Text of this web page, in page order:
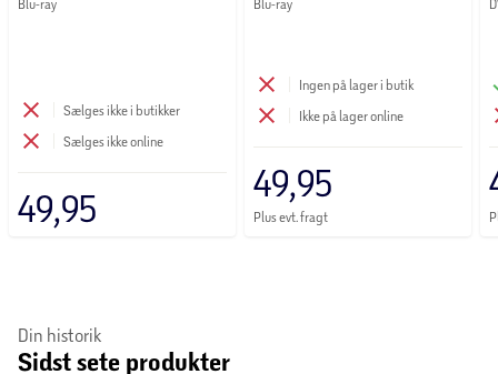
Blu-ray
Sælges ikke i butikker
Sælges ikke online
49,95
Blu-ray
Ingen på lager i butik
Ikke på lager online
49,95
Plus evt. fragt
Din historik
Sidst sete produkter